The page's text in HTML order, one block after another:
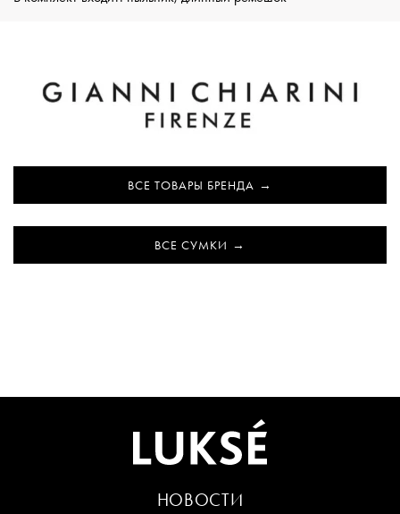
ВСЕ ТОВАРЫ БРЕНДА
ВСЕ СУМКИ
НОВОСТИ